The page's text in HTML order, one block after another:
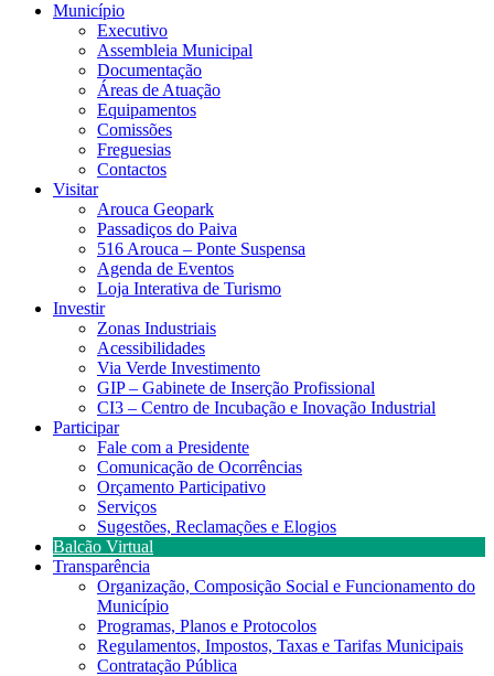
Município
Executivo
Assembleia Municipal
Documentação
Áreas de Atuação
Equipamentos
Comissões
Freguesias
Contactos
Visitar
Arouca Geopark
Passadiços do Paiva
516 Arouca – Ponte Suspensa
Agenda de Eventos
Loja Interativa de Turismo
Investir
Zonas Industriais
Acessibilidades
Via Verde Investimento
GIP – Gabinete de Inserção Profissional
CI3 – Centro de Incubação e Inovação Industrial
Participar
Fale com a Presidente
Comunicação de Ocorrências
Orçamento Participativo
Serviços
Sugestões, Reclamações e Elogios
Balcão Virtual
Transparência
Organização, Composição Social e Funcionamento do
Município
Programas, Planos e Protocolos
Regulamentos, Impostos, Taxas e Tarifas Municipais
Contratação Pública